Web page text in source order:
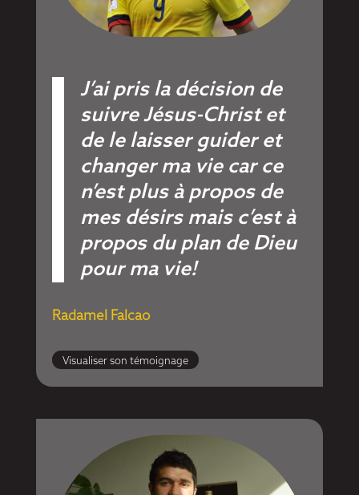
J’ai pris la décision de
suivre Jésus-Christ et
de le laisser guider et
changer ma vie car ce
n’est plus à propos de
mes désirs mais c’est à
propos du plan de Dieu
pour ma vie!
Radamel Falcao
Visualiser son témoignage